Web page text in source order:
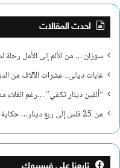
احدث المقالات
سوزان … من الألم إلى الأمل رحلة
غابات ديالى.. عشرات الآلاف من
“ألفين دينار تكفي” …رغم
من 25 فلس إلى ربع دينار… حكاية صباح نوري ومقهى يجمع أهل ديالى